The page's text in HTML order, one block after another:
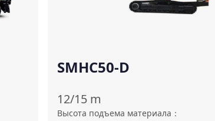
SMHC50-D
12/15 m
Высота подъема материала ：